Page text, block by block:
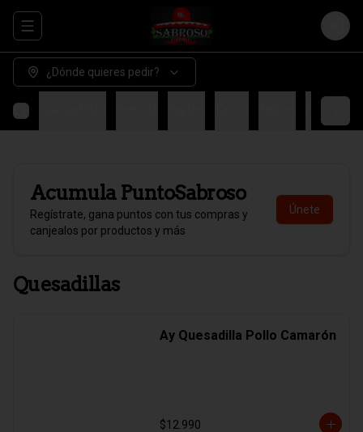
Abrir menu de navegación Login
¿Dónde quieres pedir?
Acumula PuntoSabroso
Regístrate, gana puntos con tus compras y
canjealos por productos y más
Únete
Quesadillas
Ay Quesadilla Pollo Camarón
$12.990